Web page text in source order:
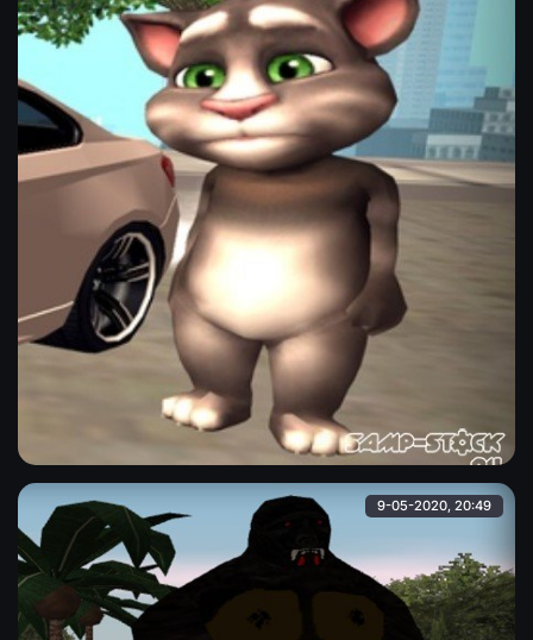
Мой говорящий Том
Котёнок "Том" из игры "Мой говорящий Том", которая
активно форсилась в 2013-2015 годах на мобильных
устройствах. Своеобразный "Тамагочи".
9-05-2020, 20:49